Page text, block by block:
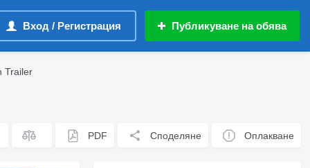
Вход / Регистрация Публикуване на обява
Trailer
PDF Споделяне Оплакване